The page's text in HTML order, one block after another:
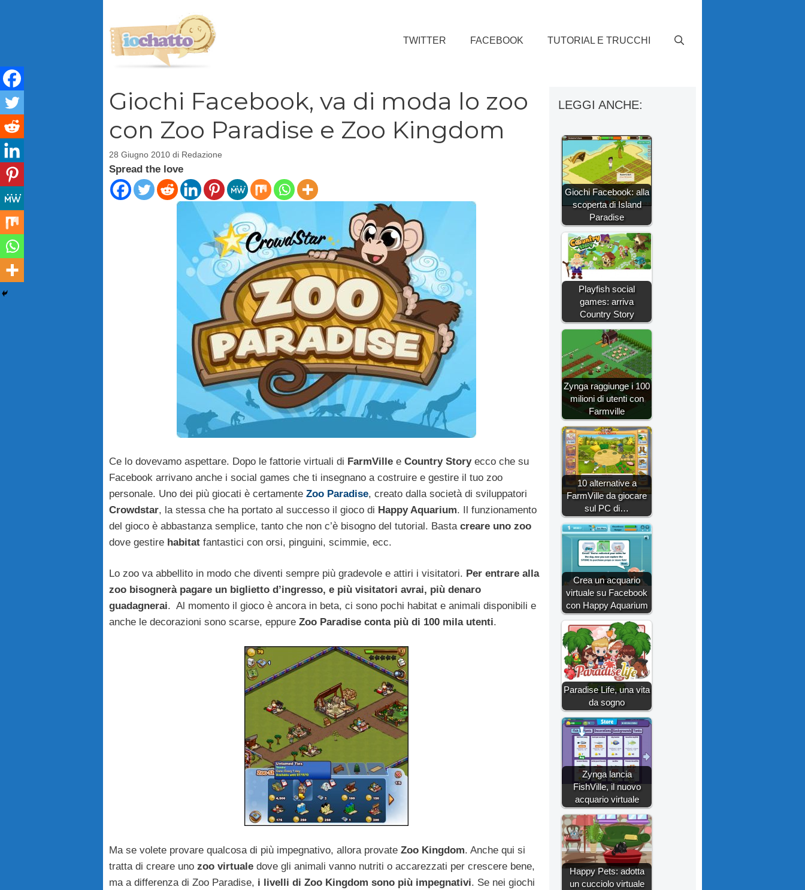
TWITTER FACEBOOK TUTORIAL E TRUCCHI
Giochi Facebook, va di moda lo zoo
con Zoo Paradise e Zoo Kingdom
28 Giugno 2010 di Redazione
Spread the love
Ce lo dovevamo aspettare. Dopo le fattorie virtuali di FarmVille e Country Storyecco che su
Facebook arrivano anche i social games che ti insegnano a costruire e gestire il tuo zoo
personale. Uno dei più giocati è certamente Zoo Paradise, creato dalla società di sviluppatori
Crowdstar, la stessa che ha portato al successo il gioco di Happy Aquarium. Il funzionamento
del gioco è abbastanza semplice, tanto che non c’è bisogno del tutorial. Basta creare uno zoo
dove gestire habitat fantastici con orsi, pinguini, scimmie, ecc.
Lo zoo va abbellito in modo che diventi sempre più gradevole e attiri i visitatori. Per entrare alla
zoo bisognerà pagare un biglietto d’ingresso, e più visitatori avrai, più denaro
guadagnerai. Al momento il gioco è ancora in beta, ci sono pochi habitat e animali disponibili e
anche le decorazioni sono scarse, eppure Zoo Paradise conta più di 100 mila utenti.
Ma se volete provare qualcosa di più impegnativo, allora provate Zoo Kingdom. Anche qui si
tratta di creare uno zoo virtuale dove gli animali vanno nutriti o accarezzati per crescere bene,
ma a differenza di Zoo Paradise, i livelli di Zoo Kingdom sono più impegnativi. Se nei giochi
LEGGI ANCHE:
Giochi Facebook: alla
scoperta di Island
Paradise
Playfish social
games: arriva
Country Story
Zynga raggiunge i 100
milioni di utenti con
Farmville
10 alternative a
FarmVille da giocare
sul PC di…
Crea un acquario
virtuale su Facebook
con Happy Aquarium
Paradise Life, una vita
da sogno
Zynga lancia
FishVille, il nuovo
acquario virtuale
Happy Pets: adotta
un cucciolo virtuale